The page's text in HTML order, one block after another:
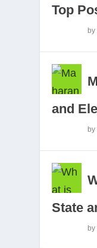
Top
by
and
by
State
by